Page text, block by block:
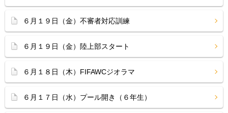
６月１９日（金）不審者対応訓練
６月１９日（金）陸上部スタート
６月１８日（木）FIFAWCジオラマ
６月１７日（水）プール開き（６年生）